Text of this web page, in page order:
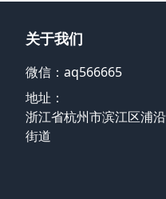
关于我们
微信：aq566665
地址：
浙江省杭州市滨江区浦沿
街道